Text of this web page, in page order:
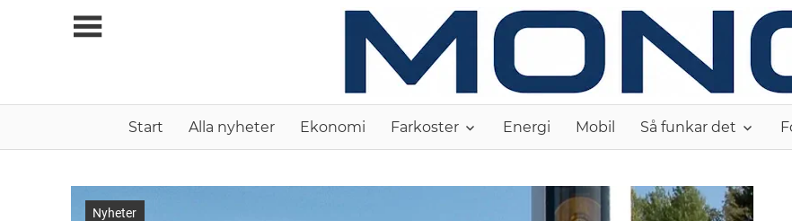
Allt
vill
Start Alla nyheter Ekonomi Farkoster Energi Mobil Så funkar det
Nyheter